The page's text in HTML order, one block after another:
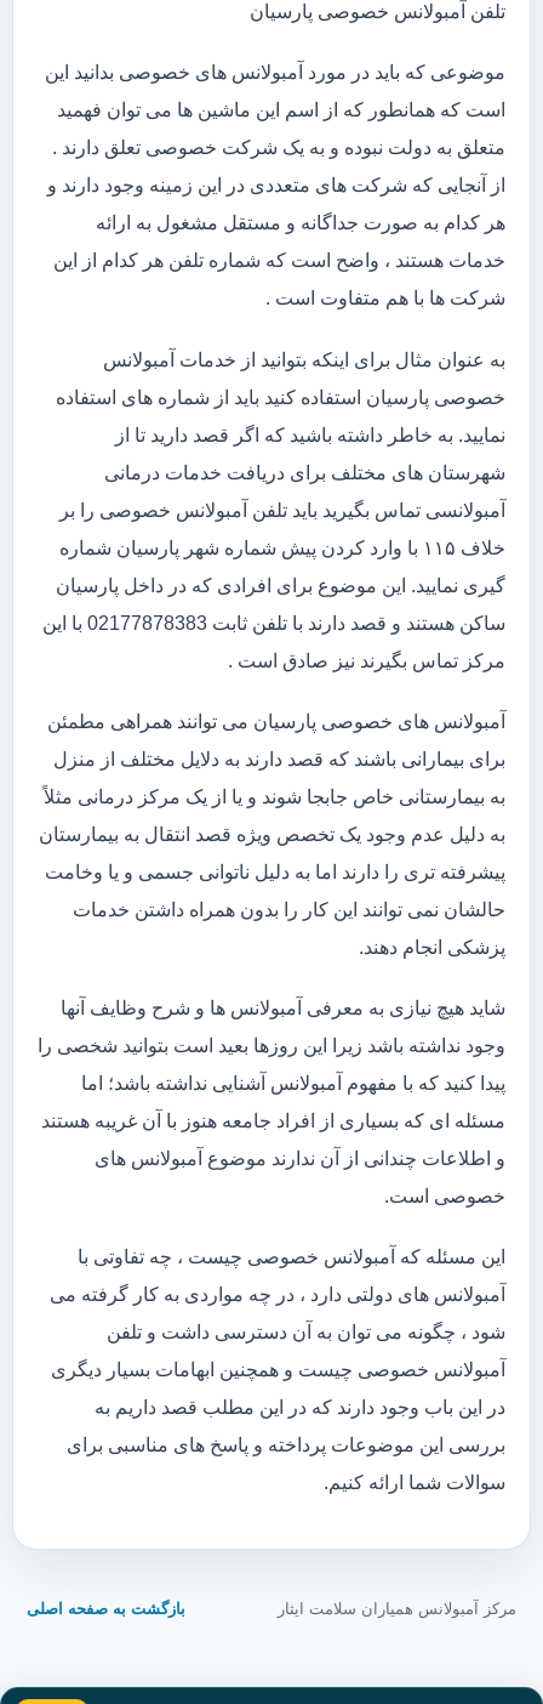
تلفن آمبولانس خصوصی پارسیان
موضوعی که باید در مورد آمبولانس های خصوصی بدانید این
است که همانطور که از اسم این ماشین ها می توان فهمید
متعلق به دولت نبوده و به یک شرکت خصوصی تعلق دارند .
از آنجایی که شرکت های متعددی در این زمینه وجود دارند و
هر کدام به صورت جداگانه و مستقل مشغول به ارائه
خدمات هستند ، واضح است که شماره تلفن هر کدام از این
شرکت ها با هم متفاوت است .
به عنوان مثال برای اینکه بتوانید از خدمات آمبولانس
خصوصی پارسیان استفاده کنید باید از شماره های استفاده
نمایید. به خاطر داشته باشید که اگر قصد دارید تا از
شهرستان های مختلف برای دریافت خدمات درمانی
آمبولانسی تماس بگیرید باید تلفن آمبولانس خصوصی را بر
خلاف ۱۱۵ با وارد کردن پیش شماره شهر پارسیان شماره
گیری نمایید. این موضوع برای افرادی که در داخل پارسیان
ساکن هستند و قصد دارند با تلفن ثابت 02177878383 با این
مرکز تماس بگیرند نیز صادق است .
آمبولانس های خصوصی پارسیان می توانند همراهی مطمئن
برای بیمارانی باشند که قصد دارند به دلایل مختلف از منزل
به بیمارستانی خاص جابجا شوند و یا از یک مرکز درمانی مثلاً
به دلیل عدم وجود یک تخصص ویژه قصد انتقال به بیمارستان
پیشرفته تری را دارند اما به دلیل ناتوانی جسمی و یا وخامت
حالشان نمی توانند این کار را بدون همراه داشتن خدمات
پزشکی انجام دهند.
شاید هیچ نیازی به معرفی آمبولانس ها و شرح وظایف آنها
وجود نداشته باشد زیرا این روزها بعید است بتوانید شخصی را
پیدا کنید که با مفهوم آمبولانس آشنایی نداشته باشد؛ اما
مسئله ای که بسیاری از افراد جامعه هنوز با آن غریبه هستند
و اطلاعات چندانی از آن ندارند موضوع آمبولانس های
خصوصی است.
این مسئله که آمبولانس خصوصی چیست ، چه تفاوتی با
آمبولانس های دولتی دارد ، در چه مواردی به کار گرفته می
شود ، چگونه می توان به آن دسترسی داشت و تلفن
آمبولانس خصوصی چیست و همچنین ابهامات بسیار دیگری
در این باب وجود دارند که در این مطلب قصد داریم به
بررسی این موضوعات پرداخته و پاسخ های مناسبی برای
سوالات شما ارائه کنیم.
مرکز آمبولانس همیاران سلامت ایثار بازگشت به صفحه اصلی